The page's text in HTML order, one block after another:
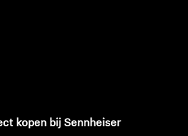
verhogen
kopen bij Sennheiser